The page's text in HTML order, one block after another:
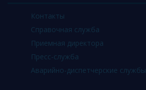
Контакты
Справочная служба
Приемная директора
Пресс-служба
Аварийно-диспетчерские службы